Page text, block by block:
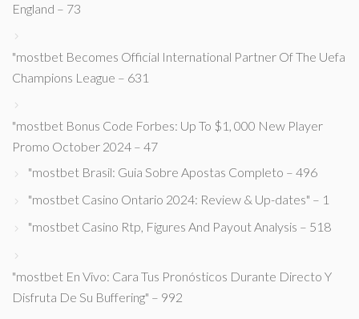
England – 73
"mostbet Becomes Official International Partner Of The Uefa
Champions League – 631
"mostbet Bonus Code Forbes: Up To $1, 000 New Player
Promo October 2024 – 47
"mostbet Brasil: Guia Sobre Apostas Completo – 496
"mostbet Casino Ontario 2024: Review & Up-dates" – 1
"mostbet Casino Rtp, Figures And Payout Analysis – 518
"mostbet En Vivo: Cara Tus Pronósticos Durante Directo Y
Disfruta De Su Buffering" – 992